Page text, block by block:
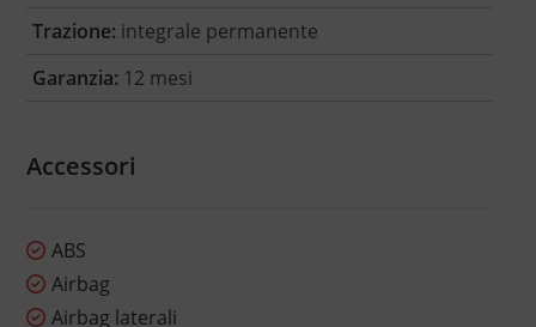
Trazione: integrale permanente
Garanzia: 12 mesi
Accessori
ABS
Airbag
Airbag laterali